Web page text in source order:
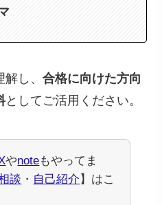
解し、合格に向けた方向
としてご活用ください。
やnoteもやってま
談 ・ 自己紹介 】はこ